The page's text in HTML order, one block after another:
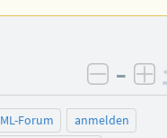
–
Forum
anmelden